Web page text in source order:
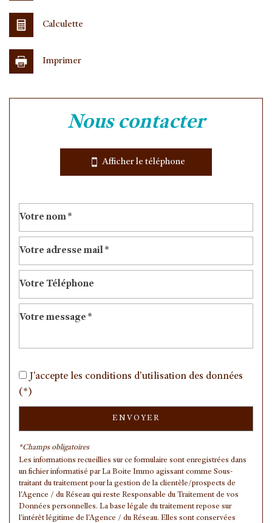
Mairie
statistiques
Nombre d'habitants
Propriétaires (vs. locataires) 43,05 %
Taxe habitation
Habitants de 25 à 55 ans 39,57 %
Habitants de plus de 55 ans
Nombre d'enfants par famille
Familles avec 1 ou 2 enfants 0 %
Maisons 16,90 %
Appartements 83,10 %
Familles avec 3 enfants 6,39 %
Calculette
Imprimer
nous contacter
Afficher le téléphone
J'accepte les conditions d'utilisation des données
(*)
ENVOYER
*Champs obligatoires
Les informations recueillies sur ce formulaire sont enregistrées dans
un fichier informatisé par La Boite Immo agissant comme Sous-
traitant du traitement pour la gestion de la clientèle/prospects de
l'Agence / du Réseau qui reste Responsable du Traitement de vos
Données personnelles. La base légale du traitement repose sur
l'intérêt légitime de l'Agence / du Réseau. Elles sont conservées